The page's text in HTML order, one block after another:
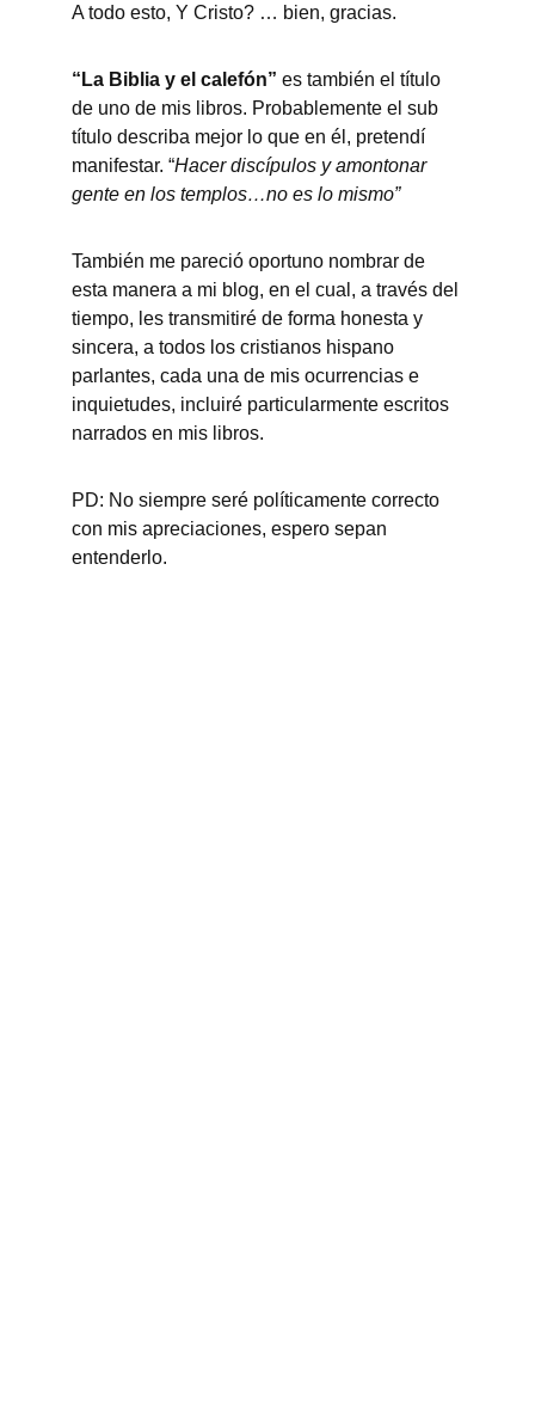
A todo esto, Y Cristo? … bien, gracias.
“La Biblia y el calefón” es también el título
de uno de mis libros. Probablemente el sub
título describa mejor lo que en él, pretendí
manifestar. “Hacer discípulos y amontonar
gente en los templos…no es lo mismo”
También me pareció oportuno nombrar de
esta manera a mi blog, en el cual, a través del
tiempo, les transmitiré de forma honesta y
sincera, a todos los cristianos hispano
parlantes, cada una de mis ocurrencias e
inquietudes, incluiré particularmente escritos
narrados en mis libros.
PD: No siempre seré políticamente correcto
con mis apreciaciones, espero sepan
entenderlo.